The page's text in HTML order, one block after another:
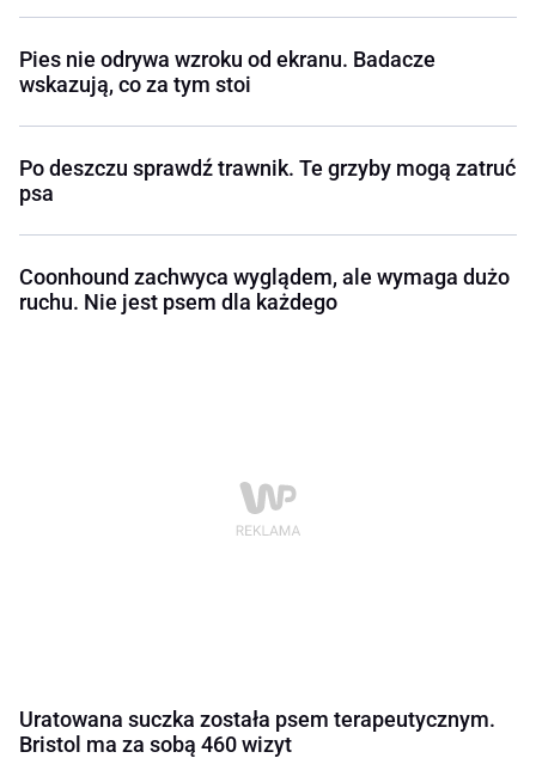
Pies nie odrywa wzroku od ekranu. Badacze
wskazują, co za tym stoi
Po deszczu sprawdź trawnik. Te grzyby mogą zatruć
psa
Coonhound zachwyca wyglądem, ale wymaga dużo
ruchu. Nie jest psem dla każdego
Uratowana suczka została psem terapeutycznym.
Bristol ma za sobą 460 wizyt